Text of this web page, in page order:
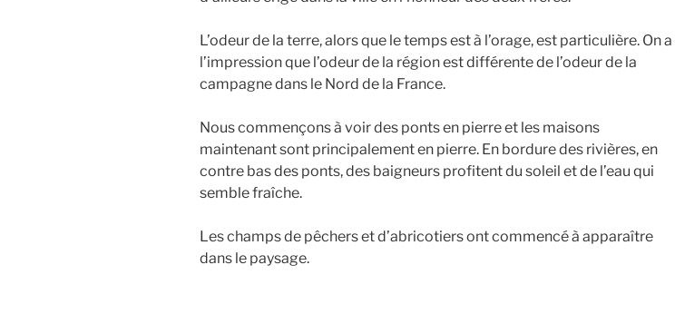
L’odeur de la terre, alors que le temps est à l’orage, est particulière. On a
l’impression que l’odeur de la région est différente de l’odeur de la
campagne dans le Nord de la France.
Nous commençons à voir des ponts en pierre et les maisons
maintenant sont principalement en pierre. En bordure des rivières, en
contre bas des ponts, des baigneurs profitent du soleil et de l’eau qui
semble fraîche.
Les champs de pêchers et d’abricotiers ont commencé à apparaître
dans le paysage.